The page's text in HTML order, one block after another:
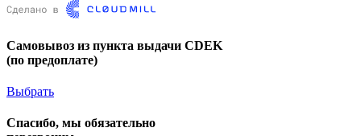
Самовывоз из пункта выдачи CDEK
(по предоплате)
Выбрать
Спасибо, мы обязательно